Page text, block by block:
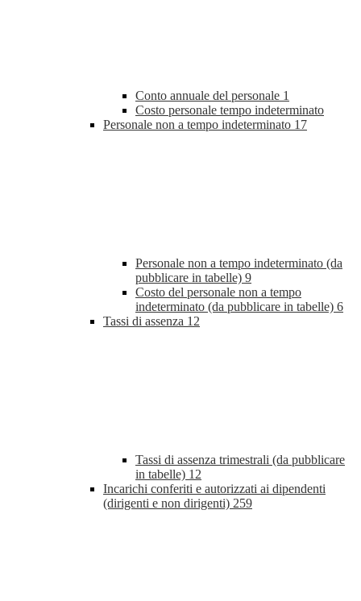
Conto annuale del personale 1
Costo personale tempo indeterminato
Personale non a tempo indeterminato 17
Personale non a tempo indeterminato (da
pubblicare in tabelle) 9
Costo del personale non a tempo
indeterminato (da pubblicare in tabelle) 6
Tassi di assenza 12
Tassi di assenza trimestrali (da pubblicare
in tabelle) 12
Incarichi conferiti e autorizzati ai dipendenti
(dirigenti e non dirigenti) 259